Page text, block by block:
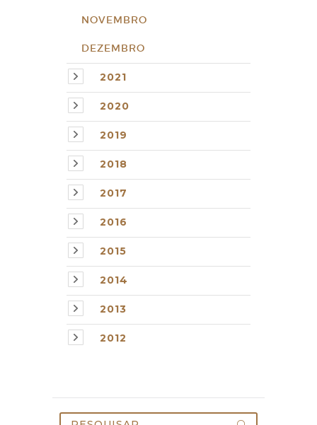
NOVEMBRO
DEZEMBRO
2021
2020
2019
2018
2017
2016
2015
2014
2013
2012
Pesquisar